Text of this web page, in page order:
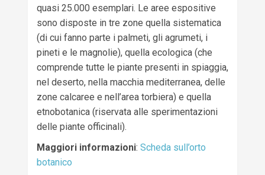
quasi 25.000 esemplari. Le aree espositive
sono disposte in tre zone quella sistematica
(di cui fanno parte i palmeti, gli agrumeti, i
pineti e le magnolie), quella ecologica (che
comprende tutte le piante presenti in spiaggia,
nel deserto, nella macchia mediterranea, delle
zone calcaree e nell’area torbiera) e quella
etnobotanica (riservata alle sperimentazioni
delle piante officinali).
Maggiori informazioni: Scheda sull’orto
botanico